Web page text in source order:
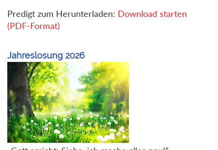
Predigt zum Herunterladen: Download starten
(PDF-Format)
Jahreslosung 2026